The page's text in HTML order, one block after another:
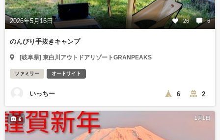
2026年5月16日 26 6
のんびり手抜きキャンプ
[岐阜県] 東白川アウトドアリゾートGRANPEAKS
ファミリー オートサイト
いっちー 6 2
1月1日
6